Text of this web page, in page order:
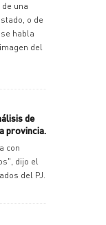
una
o de
habla
del
de
provincia.
con
dijo el
del PJ.